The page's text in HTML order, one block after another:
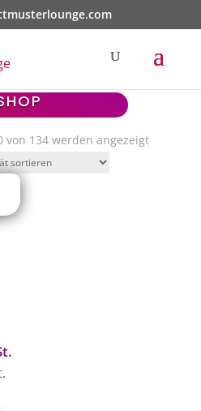
von 134 werden angezeigtNach